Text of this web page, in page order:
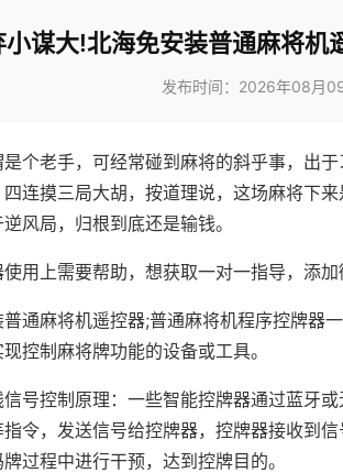
小谋大!北海免安装普通麻将机
发布时间：2026年08月
个老手，可经常碰到麻将的斜乎事，出
连摸三局大胡，按道理说，这场麻将下
风局，归根到底还是输钱。
用上需要帮助，想获取一对一指导，添
通麻将机遥控器;普通麻将机程序控牌器
控制麻将牌功能的设备或工具。
号控制原理：一些智能控牌器通过蓝牙
令，发送信号给控牌器，控牌器接收到
过程中进行干预，达到控牌目的。